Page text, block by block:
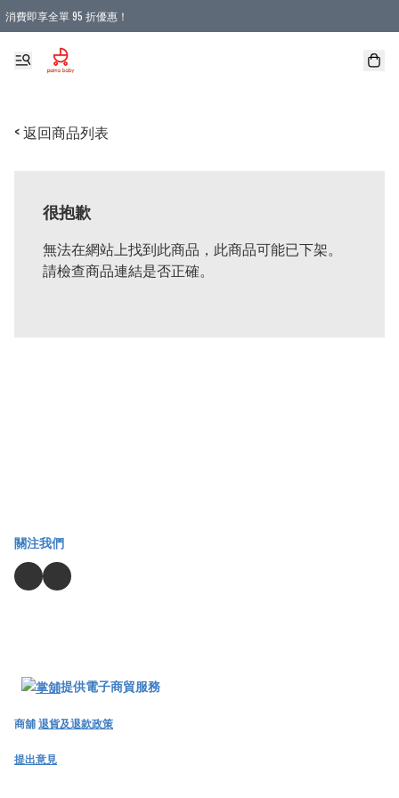
消費即享全單 95 折優惠！
購物滿 HKD 900.00即享免運費優惠！（適用於 本地送貨、本地取貨 )
< 返回商品列表
很抱歉
無法在網站上找到此商品，此商品可能已下架。
請檢查商品連結是否正確。
關注我們
提供電子商貿服務
商舖退貨及退款政策
提出意見